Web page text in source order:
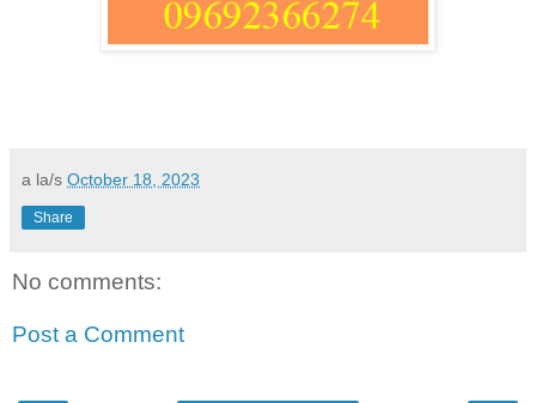
a la/s October 18, 2023
Share
No comments:
Post a Comment